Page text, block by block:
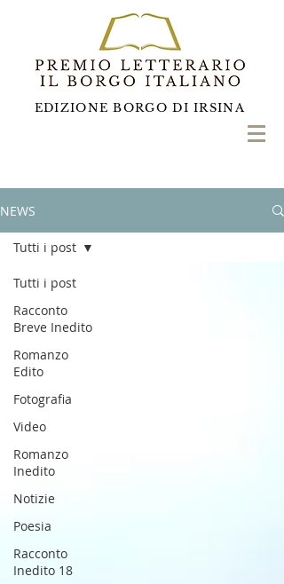
EDIZIONE BORGO DI IRSINA
NEWS
Tutti i post
Racconto
Breve Inedito
Romanzo
Edito
Fotografia
Video
Romanzo
Inedito
Notizie
Poesia
Racconto
Inedito 18
Tutti i post